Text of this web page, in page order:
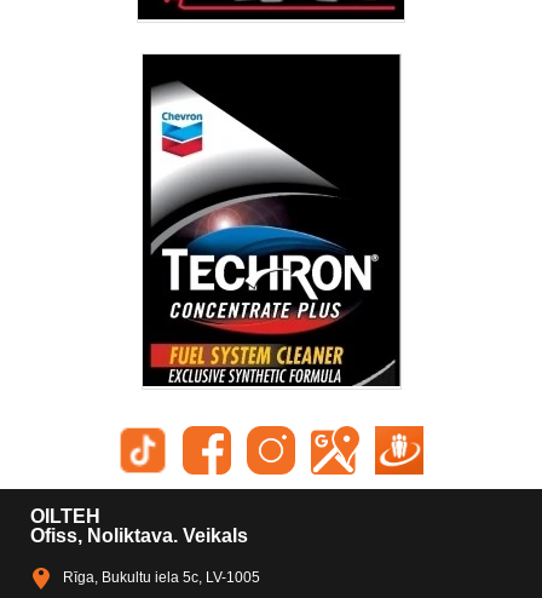
OILTEH
Ofiss, Noliktava. Veikals
Rīga, Bukultu iela 5c, LV-1005